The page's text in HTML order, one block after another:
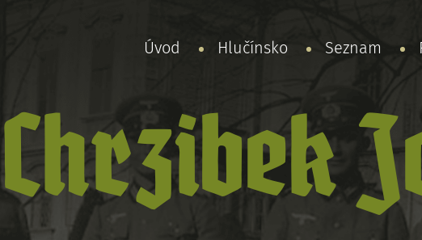
Úvod Hlučínsko Seznam
Chrzibek